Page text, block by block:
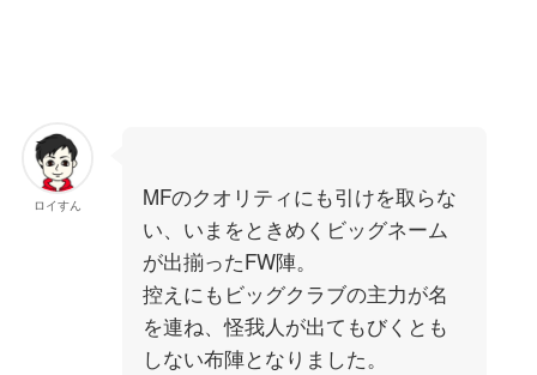
ロイすん
MFのクオリティにも引けを取らな
い、いまをときめくビッグネーム
が出揃ったFW陣。
控えにもビッグクラブの主力が名
を連ね、怪我人が出てもびくとも
しない布陣となりました。